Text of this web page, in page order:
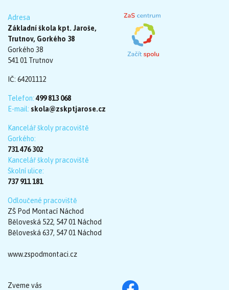
Adresa
Základní škola kpt. Jaroše,
Trutnov, Gorkého 38
Gorkého 38
541 01 Trutnov
IČ: 64201112
Telefon: 499 813 068
E-mail: skola@zskptjarose.cz
Kancelář školy pracoviště
Gorkého:
731 476 302
Kancelář školy pracoviště
Školní ulice:
737 911 181
Odloučené pracoviště
ZŠ Pod Montací Náchod
Běloveská 522, 547 01 Náchod
Běloveská 637, 547 01 Náchod
www.zspodmontaci.cz
Zveme vás